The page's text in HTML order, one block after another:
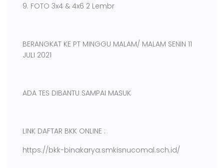
9. FOTO 3x4 & 4x6 2 Lembr
BERANGKAT KE PT MINGGU MALAM/ MALAM SENIN 11
JULI 2021
ADA TES DIBANTU SAMPAI MASUK
LINK DAFTAR BKK ONLINE :
https://bkk-binakarya.smkisnucomal.sch.id/